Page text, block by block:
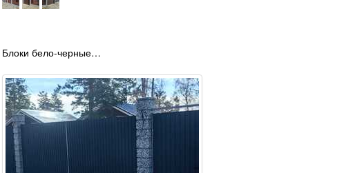
Блоки бело-черные…